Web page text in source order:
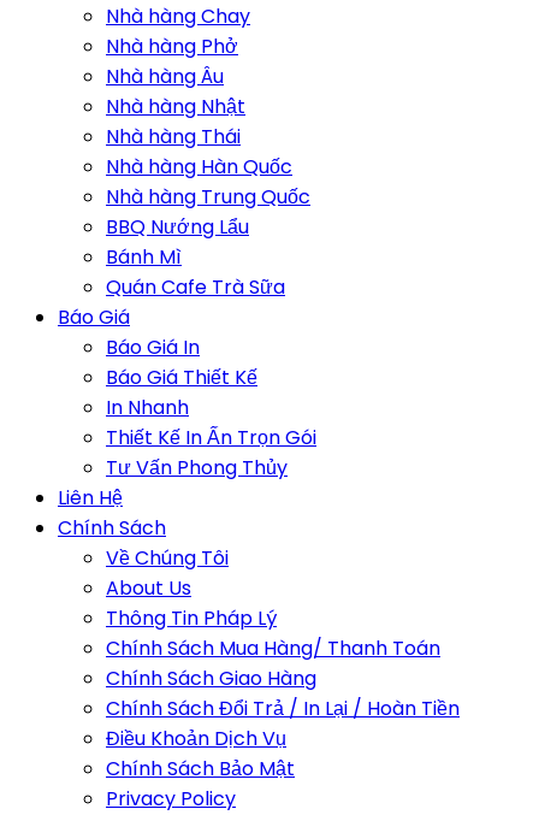
Nhà hàng Chay
Nhà hàng Phở
Nhà hàng Âu
Nhà hàng Nhật
Nhà hàng Thái
Nhà hàng Hàn Quốc
Nhà hàng Trung Quốc
BBQ Nướng Lẩu
Bánh Mì
Quán Cafe Trà Sữa
Báo Giá
Báo Giá In
Báo Giá Thiết Kế
In Nhanh
Thiết Kế In Ấn Trọn Gói
Tư Vấn Phong Thủy
Liên Hệ
Chính Sách
Về Chúng Tôi
About Us
Thông Tin Pháp Lý
Chính Sách Mua Hàng/ Thanh Toán
Chính Sách Giao Hàng
Chính Sách Đổi Trả / In Lại / Hoàn Tiền
Điều Khoản Dịch Vụ
Chính Sách Bảo Mật
Privacy Policy